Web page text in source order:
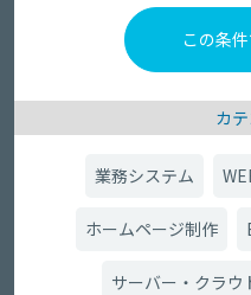
カ
業務システム
ホームページ制作
サーバー・クラウ